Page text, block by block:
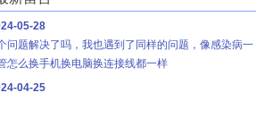
05-28
问题解决了吗，我也遇到了同样的问题，像感染病一
怎么换手机换电脑换连接线都一样
04-25